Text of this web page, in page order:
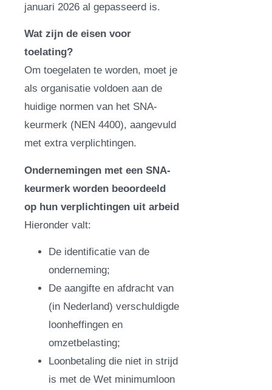
januari 2026 al gepasseerd is.
Wat zijn de eisen voor
toelating?
Om toegelaten te worden, moet je
als organisatie voldoen aan de
huidige normen van het SNA-
keurmerk (NEN 4400), aangevuld
met extra verplichtingen.
Ondernemingen met een SNA-
keurmerk worden beoordeeld
op hun verplichtingen uit arbeid
Hieronder valt:
De identificatie van de
onderneming;
De aangifte en afdracht van
(in Nederland) verschuldigde
loonheffingen en
omzetbelasting;
Loonbetaling die niet in strijd
is met de Wet minimumloon